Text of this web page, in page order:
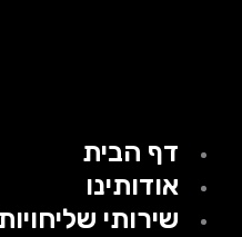
דף הבית
אודותינו
שירותי שליחויות